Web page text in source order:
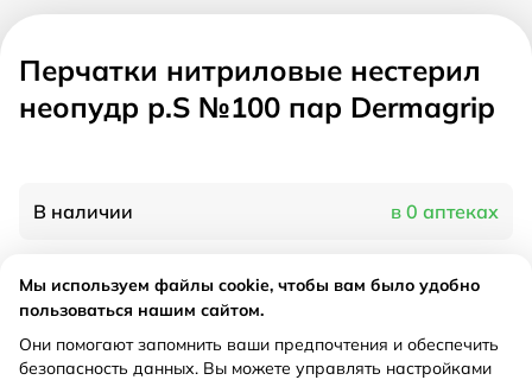
Перчатки нитриловые нестерил
неопудр р.S №100 пар Dermagrip
В наличии в 0 аптеках
Характеристики
Рецепт Не требуется
Мы используем файлы cookie, чтобы вам было удобно
пользоваться нашим сайтом.
Они помогают запомнить ваши предпочтения и обеспечить
безопасность данных. Вы можете управлять настройками